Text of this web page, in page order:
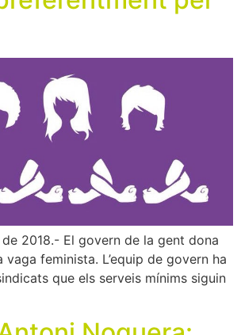
2018.- El govern de la gent dona
feminista. L’equip de govern ha
que els serveis mínims siguin